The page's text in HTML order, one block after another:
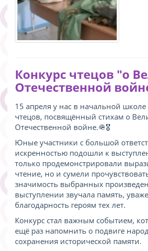
Конкурс чтецов "о
Отечественной
15 апреля у нас в начальной
чтецов, посвящённый стихам о
Отечественной войне.🪖🎖️
Юные участники с большой
искренностью подошли к
только продемонстрировали
чтение, но и сумели
значимость выбранных
выступлении звучала память,
благодарность героям тех лет.
Конкурс стал важным событием,
ещё раз напомнить о подвиге
сохранения исторической памяти.